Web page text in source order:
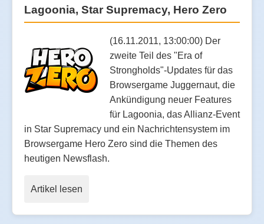
Lagoonia, Star Supremacy, Hero Zero
(16.11.2011, 13:00:00) Der
zweite Teil des "Era of
Strongholds"-Updates für das
Browsergame Juggernaut, die
Ankündigung neuer Features
für Lagoonia, das Allianz-Event
in Star Supremacy und ein Nachrichtensystem im
Browsergame Hero Zero sind die Themen des
heutigen Newsflash.
Artikel lesen